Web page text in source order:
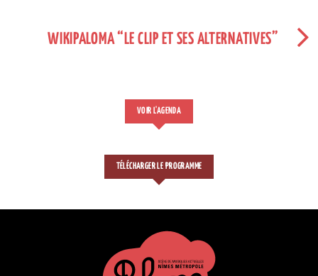
WIKIPALOMA “LE CLIP ET SES ALTERNATIVES”
VOIR L'AGENDA
TÉLÉCHARGER LE PROGRAMME